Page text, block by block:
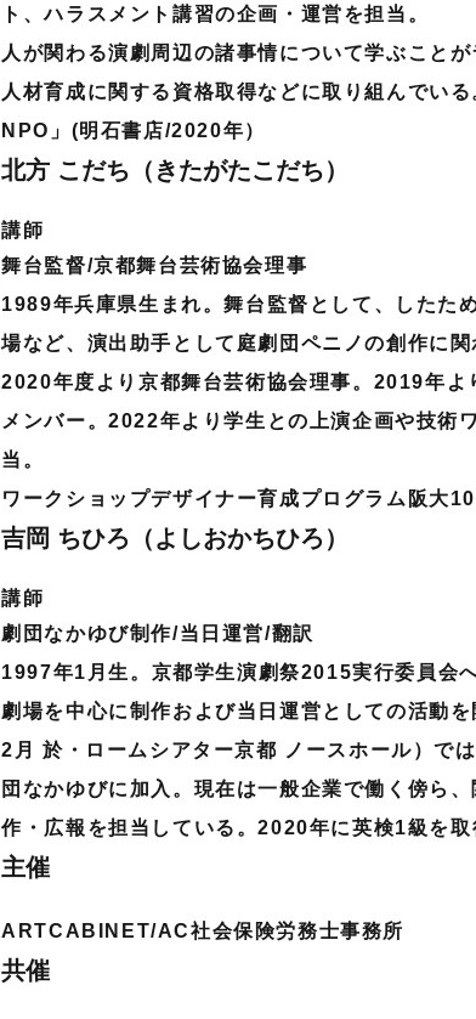
ト、ハラスメント講習の企画・運営を担当。
人が関わる演劇周辺の諸事情について学ぶこと
人材育成に関する資格取得などに取り組んでい
NPO」(明石書店/2020年）
北方 こだち（きたがたこだち）
講師
舞台監督/京都舞台芸術協会理事
1989年兵庫県生まれ。舞台監督として、したた
場など、演出助手として庭劇団ペニノの創作に関
2020年度より京都舞台芸術協会理事。2019年
メンバー。2022年より学生との上演企画や技術
当。
ワークショップデザイナー育成プログラム阪大10
吉岡 ちひろ（よしおかちひろ）
講師
劇団なかゆび制作/当日運営/翻訳
1997年1月生。京都学生演劇祭2015実行委員会
劇場を中心に制作および当日運営としての活動
2月 於・ロームシアター京都 ノースホール）で
団なかゆびに加入。現在は一般企業で働く傍ら
作・広報を担当している。2020年に英検1級を取
主催
ARTCABINET/AC社会保険労務士事務所
共催